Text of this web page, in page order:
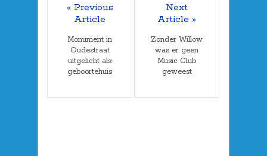
« Previous
Article
Monument in
Oudestraat
uitgelicht als
geboortehuis
Next
Article »
Zonder Willow
was er geen
Music Club
geweest